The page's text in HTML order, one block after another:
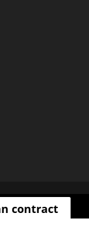
contract